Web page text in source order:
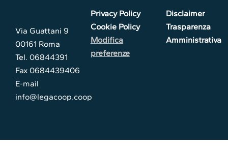
Via Guattani 9
00161 Roma
Tel. 06844391
Fax 0684439406
E-mail
info@legacoop.coop
Privacy Policy
Cookie Policy
Modifica
preferenze
Disclaimer
Trasparenza
Amministrativa